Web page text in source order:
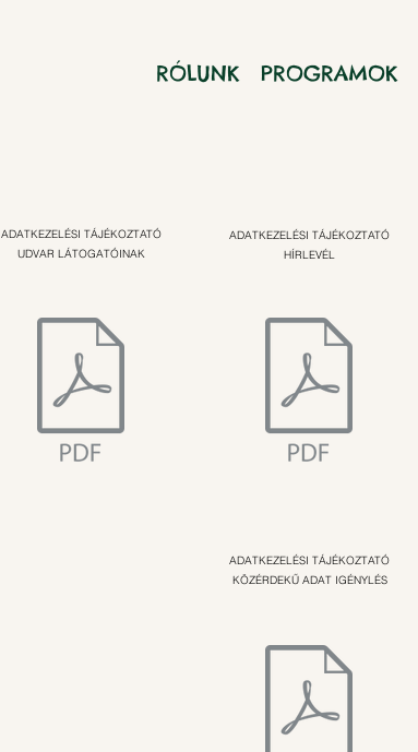
RÓLUNK PROGRAMOK
ADATKEZELÉSI TÁJÉKOZTATÓ
UDVAR LÁTOGATÓINAK
ADATKEZELÉSI TÁJÉKOZTATÓ
HÍRLEVÉL
ADATKEZELÉSI TÁJÉKOZTATÓ
KÖZÉRDEKŰ ADAT IGÉNYLÉS